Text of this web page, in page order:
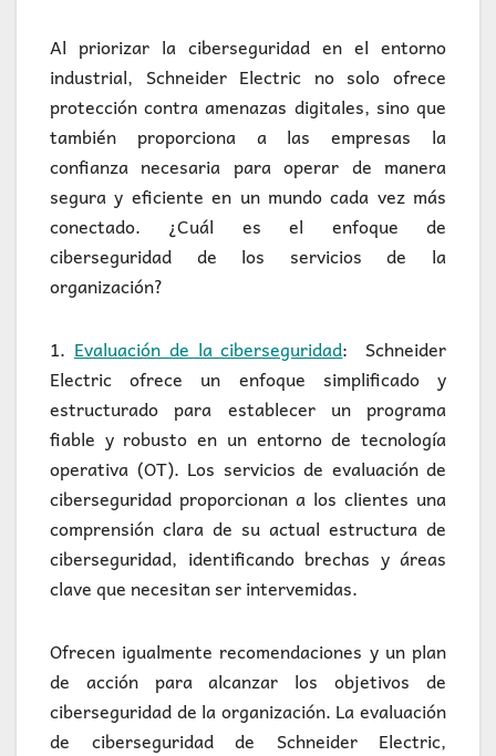
Al priorizar la ciberseguridad en el entorno
industrial, Schneider Electric no solo ofrece
protección contra amenazas digitales, sino que
también proporciona a las empresas la
confianza necesaria para operar de manera
segura y eficiente en un mundo cada vez más
conectado. ¿Cuál es el enfoque de
ciberseguridad de los servicios de la
organización?
1. Evaluación de la ciberseguridad: Schneider
Electric ofrece un enfoque simplificado y
estructurado para establecer un programa
fiable y robusto en un entorno de tecnología
operativa (OT). Los servicios de evaluación de
ciberseguridad proporcionan a los clientes una
comprensión clara de su actual estructura de
ciberseguridad, identificando brechas y áreas
clave que necesitan ser intervemidas.
Ofrecen igualmente recomendaciones y un plan
de acción para alcanzar los objetivos de
ciberseguridad de la organización. La evaluación
de ciberseguridad de Schneider Electric,